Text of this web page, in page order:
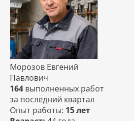
Морозов Евгений
Павлович
164 выполненных работ
за последний квартал
Опыт работы: 15 лет